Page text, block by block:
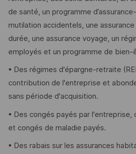
de santé, un programme
mutilation accidentels, une
durée, une assurance voyage, un
employés et un programme de bien-
• Des régimes d'épargne-retraite
contribution de l'entreprise et
sans période d'acquisition.
• Des congés payés par l'entreprise,
et congés de maladie payés.
• Des rabais sur les assurances